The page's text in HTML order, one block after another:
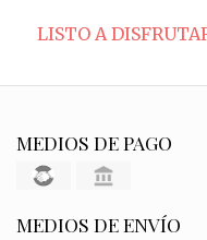
LISTO A
MEDIOS DE PAGO
MEDIOS DE ENVÍO